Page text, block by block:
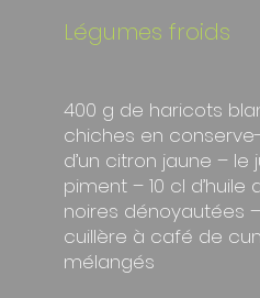
Légumes froids
400 g de haricots
chiches en
d’un citron jaune –
piment – 10 cl
noires dénoyautées
cuillère à café de
mélangés